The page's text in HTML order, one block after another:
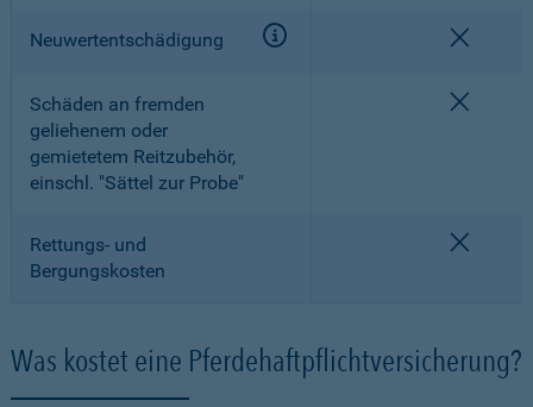
Neuwertentschädigung
Schäden an fremden
geliehenem oder
gemietetem Reitzubehör,
einschl. "Sättel zur Probe"
Rettungs- und
Bergungskosten
Was kostet eine Pferdehaftpflichtversicherung?